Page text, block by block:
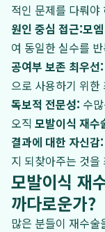
적인 문제를 다뤄
원인 중심 접근:모
여 동일한 실수를
공여부 보존 최우선:
으로 사용하기 위한
독보적 전문성: 수
오직 모발이식 재수
결과에 대한 자신감:
지 되찾아주는 것
모발이식 재
까다로운가?
많은 분들이 재수